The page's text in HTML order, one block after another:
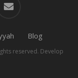
Blog
reserved. Develop